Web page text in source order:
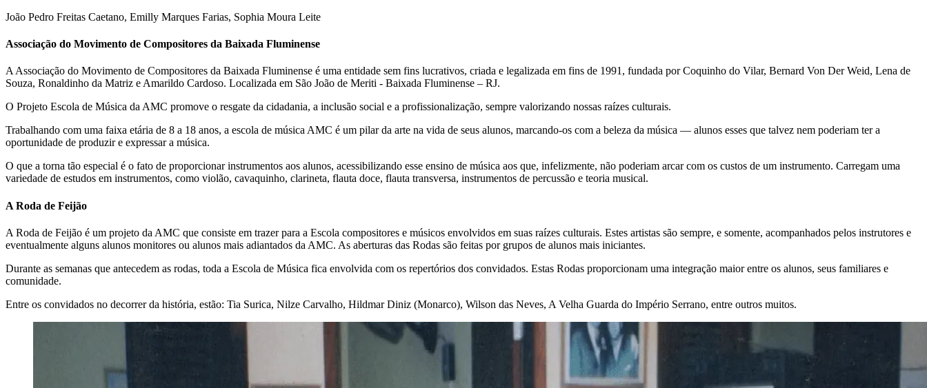
João Pedro Freitas Caetano, Emilly Marques Farias, Sophia Moura Leite
Associação do Movimento de Compositores da Baixada Fluminense
A Associação do Movimento de Compositores da Baixada Fluminense é uma entidade sem fins lucrativos, criada e legalizada em fins de 1991, fundada por Coquinho do Vilar, Bernard Von Der Weid, Lena de
Souza, Ronaldinho da Matriz e Amarildo Cardoso. Localizada em São João de Meriti - Baixada Fluminense – RJ.
O Projeto Escola de Música da AMC promove o resgate da cidadania, a inclusão social e a profissionalização, sempre valorizando nossas raízes culturais.
Trabalhando com uma faixa etária de 8 a 18 anos, a escola de música AMC é um pilar da arte na vida de seus alunos, marcando-os com a beleza da música — alunos esses que talvez nem poderiam ter a
oportunidade de produzir e expressar a música.
O que a torna tão especial é o fato de proporcionar instrumentos aos alunos, acessibilizando esse ensino de música aos que, infelizmente, não poderiam arcar com os custos de um instrumento. Carregam uma
variedade de estudos em instrumentos, como violão, cavaquinho, clarineta, flauta doce, flauta transversa, instrumentos de percussão e teoria musical.
A Roda de Feijão
A Roda de Feijão é um projeto da AMC que consiste em trazer para a Escola compositores e músicos envolvidos em suas raízes culturais. Estes artistas são sempre, e somente, acompanhados pelos instrutores e
eventualmente alguns alunos monitores ou alunos mais adiantados da AMC. As aberturas das Rodas são feitas por grupos de alunos mais iniciantes.
Durante as semanas que antecedem as rodas, toda a Escola de Música fica envolvida com os repertórios dos convidados. Estas Rodas proporcionam uma integração maior entre os alunos, seus familiares e
comunidade.
Entre os convidados no decorrer da história, estão: Tia Surica, Nilze Carvalho, Hildmar Diniz (Monarco), Wilson das Neves, A Velha Guarda do Império Serrano, entre outros muitos.